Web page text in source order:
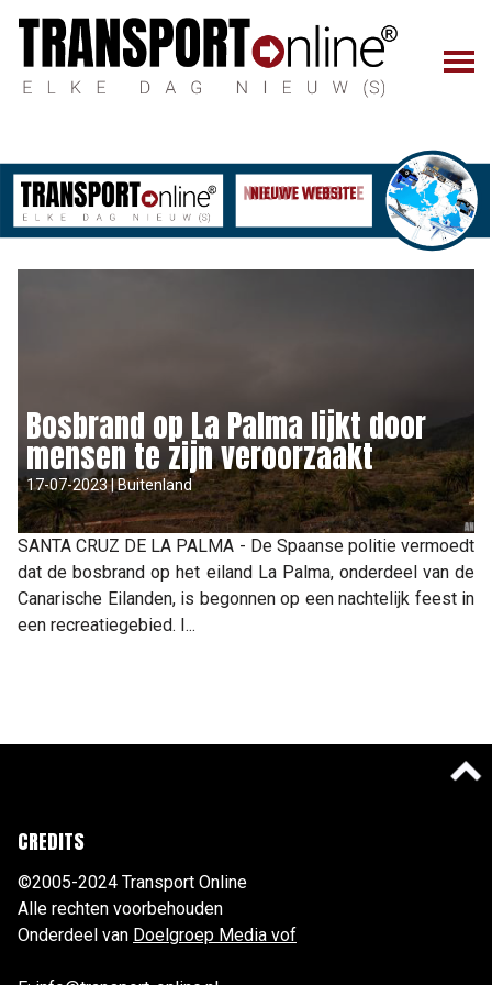
Bosbrand op La Palma lijkt door
mensen te zijn veroorzaakt
17-07-2023 | Buitenland
SANTA CRUZ DE LA PALMA - De Spaanse politie vermoedt
dat de bosbrand op het eiland La Palma, onderdeel van de
Canarische Eilanden, is begonnen op een nachtelijk feest in
een recreatiegebied. I...
CREDITS
©2005-2024 Transport Online
Alle rechten voorbehouden
Onderdeel van Doelgroep Media vof